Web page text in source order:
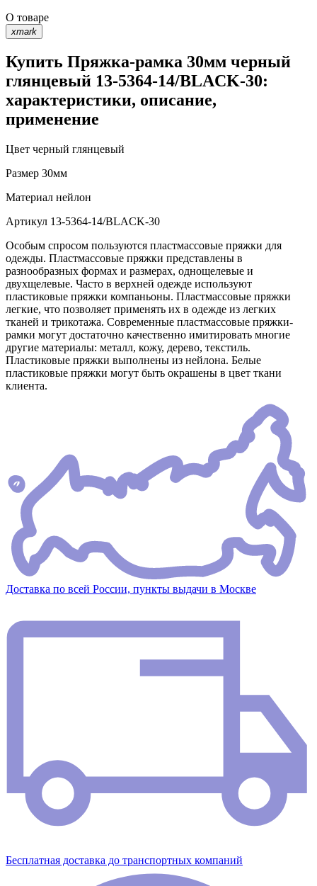
О товаре
xmark
Купить Пряжка-рамка 30мм черный
глянцевый 13-5364-14/BLACK-30:
характеристики, описание,
применение
Цвет черный глянцевый
Размер 30мм
Материал нейлон
Артикул 13-5364-14/BLACK-30
Особым спросом пользуются пластмассовые пряжки для
одежды. Пластмассовые пряжки представлены в
разнообразных формах и размерах, однощелевые и
двухщелевые. Часто в верхней одежде используют
пластиковые пряжки компаньоны. Пластмассовые пряжки
легкие, что позволяет применять их в одежде из легких
тканей и трикотажа. Современные пластмассовые пряжки-
рамки могут достаточно качественно имитировать многие
другие материалы: металл, кожу, дерево, текстиль.
Пластиковые пряжки выполнены из нейлона. Белые
пластиковые пряжки могут быть окрашены в цвет ткани
клиента.
Доставка по всей России, пункты выдачи в Москве
Бесплатная доставка до транспортных компаний